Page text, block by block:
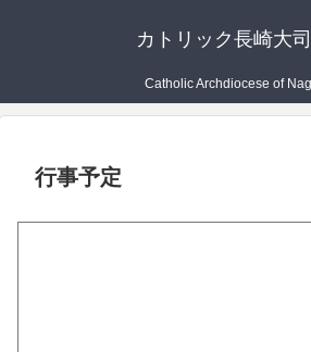
カトリック長崎大
Catholic Archdiocese of
行事予定